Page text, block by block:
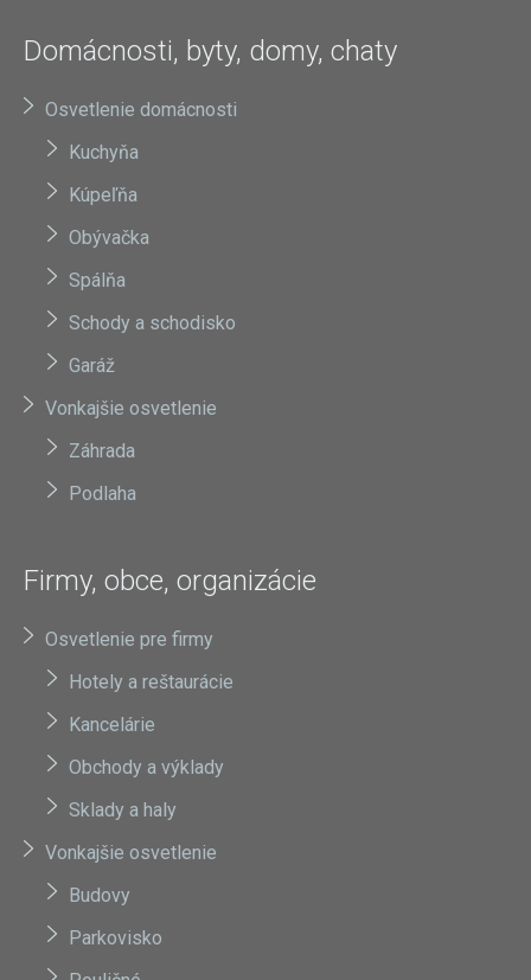
Domácnosti, byty, domy, chaty
Osvetlenie domácnosti
Kuchyňa
Kúpeľňa
Obývačka
Spálňa
Schody a schodisko
Garáž
Vonkajšie osvetlenie
Záhrada
Podlaha
Firmy, obce, organizácie
Osvetlenie pre firmy
Hotely a reštaurácie
Kancelárie
Obchody a výklady
Sklady a haly
Vonkajšie osvetlenie
Budovy
Parkovisko